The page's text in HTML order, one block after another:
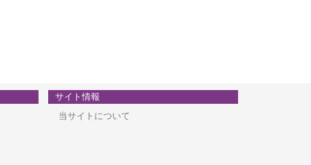
サイト情報
当サイトについて